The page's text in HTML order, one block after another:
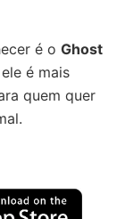
é o Ghost
é mais
quem quer